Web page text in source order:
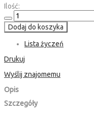
Ilość:
Dodaj do koszyka
Lista życzeń
Drukuj
Wyślij znajomemu
Opis
Szczegóły